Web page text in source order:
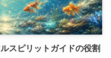
スピリットガイドの役割